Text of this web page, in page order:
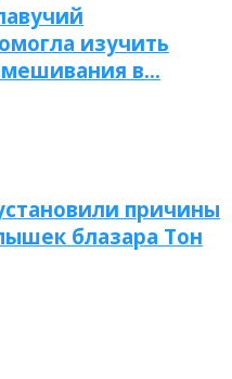
изучить
в…
причины
блазара Тон